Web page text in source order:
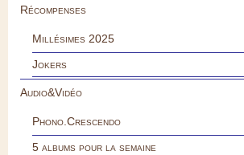
Récompenses
Millésimes 2025
Jokers
Audio&Vidéo
Phono.Crescendo
5 albums pour la semaine